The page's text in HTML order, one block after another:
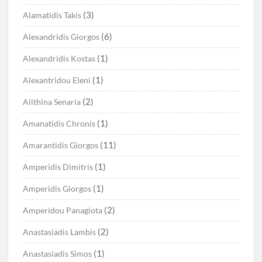
Alamatidis Takis (3)
Alexandridis Giorgos (6)
Alexandridis Kostas (1)
Alexantridou Eleni (1)
Alithina Senaria (2)
Amanatidis Chronis (1)
Amarantidis Giorgos (11)
Amperidis Dimitris (1)
Amperidis Giorgos (1)
Amperidou Panagiota (2)
Anastasiadis Lambis (2)
Anastasiadis Simos (1)